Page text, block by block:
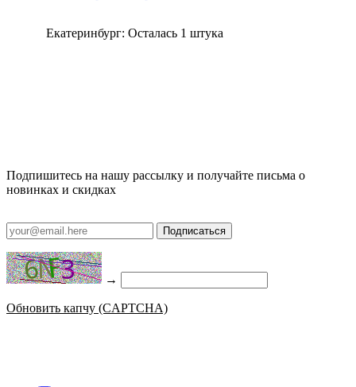
Екатеринбург: Осталась 1 штука
Подпишитесь на нашу рассылку и получайте письма о
новинках и скидках
Подписаться
→
Обновить капчу (CAPTCHA)